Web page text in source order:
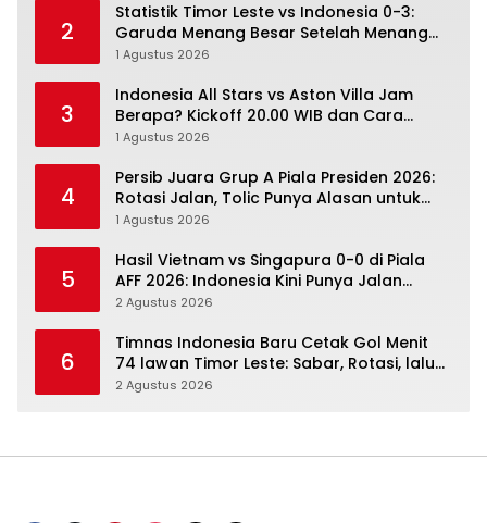
2
Statistik Timor Leste vs Indonesia 0-3:
Garuda Menang Besar Setelah Menang
Angka Lebih Dulu
1 Agustus 2026
3
Indonesia All Stars vs Aston Villa Jam
Berapa? Kickoff 20.00 WIB dan Cara
Nonton Resminya
1 Agustus 2026
4
Persib Juara Grup A Piala Presiden 2026:
Rotasi Jalan, Tolic Punya Alasan untuk
Percaya
1 Agustus 2026
5
Hasil Vietnam vs Singapura 0-0 di Piala
AFF 2026: Indonesia Kini Punya Jalan
Terbuka
2 Agustus 2026
6
Timnas Indonesia Baru Cetak Gol Menit
74 lawan Timor Leste: Sabar, Rotasi, lalu
Pecah
2 Agustus 2026